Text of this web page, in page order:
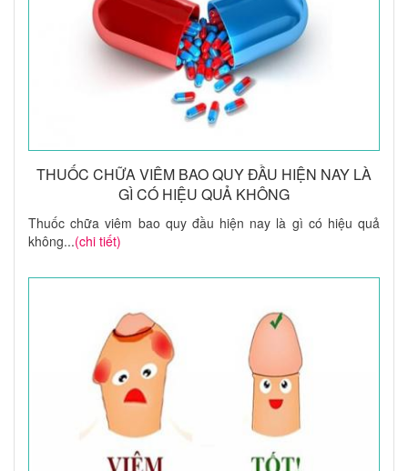
THUỐC CHỮA VIÊM BAO QUY ĐẦU HIỆN NAY LÀ
GÌ CÓ HIỆU QUẢ KHÔNG
Thuốc chữa viêm bao quy đầu hiện nay là gì có hiệu quả
không...(chi tiết)